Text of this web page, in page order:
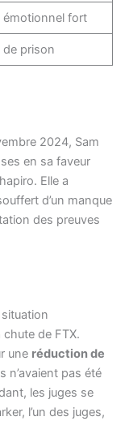
émotionnel fort
de prison
2024, Sam
en sa faveur
Elle a
d’un manque
des preuves
de FTX.
une réduction de
n’avaient pas été
les juges se
l’un des juges,